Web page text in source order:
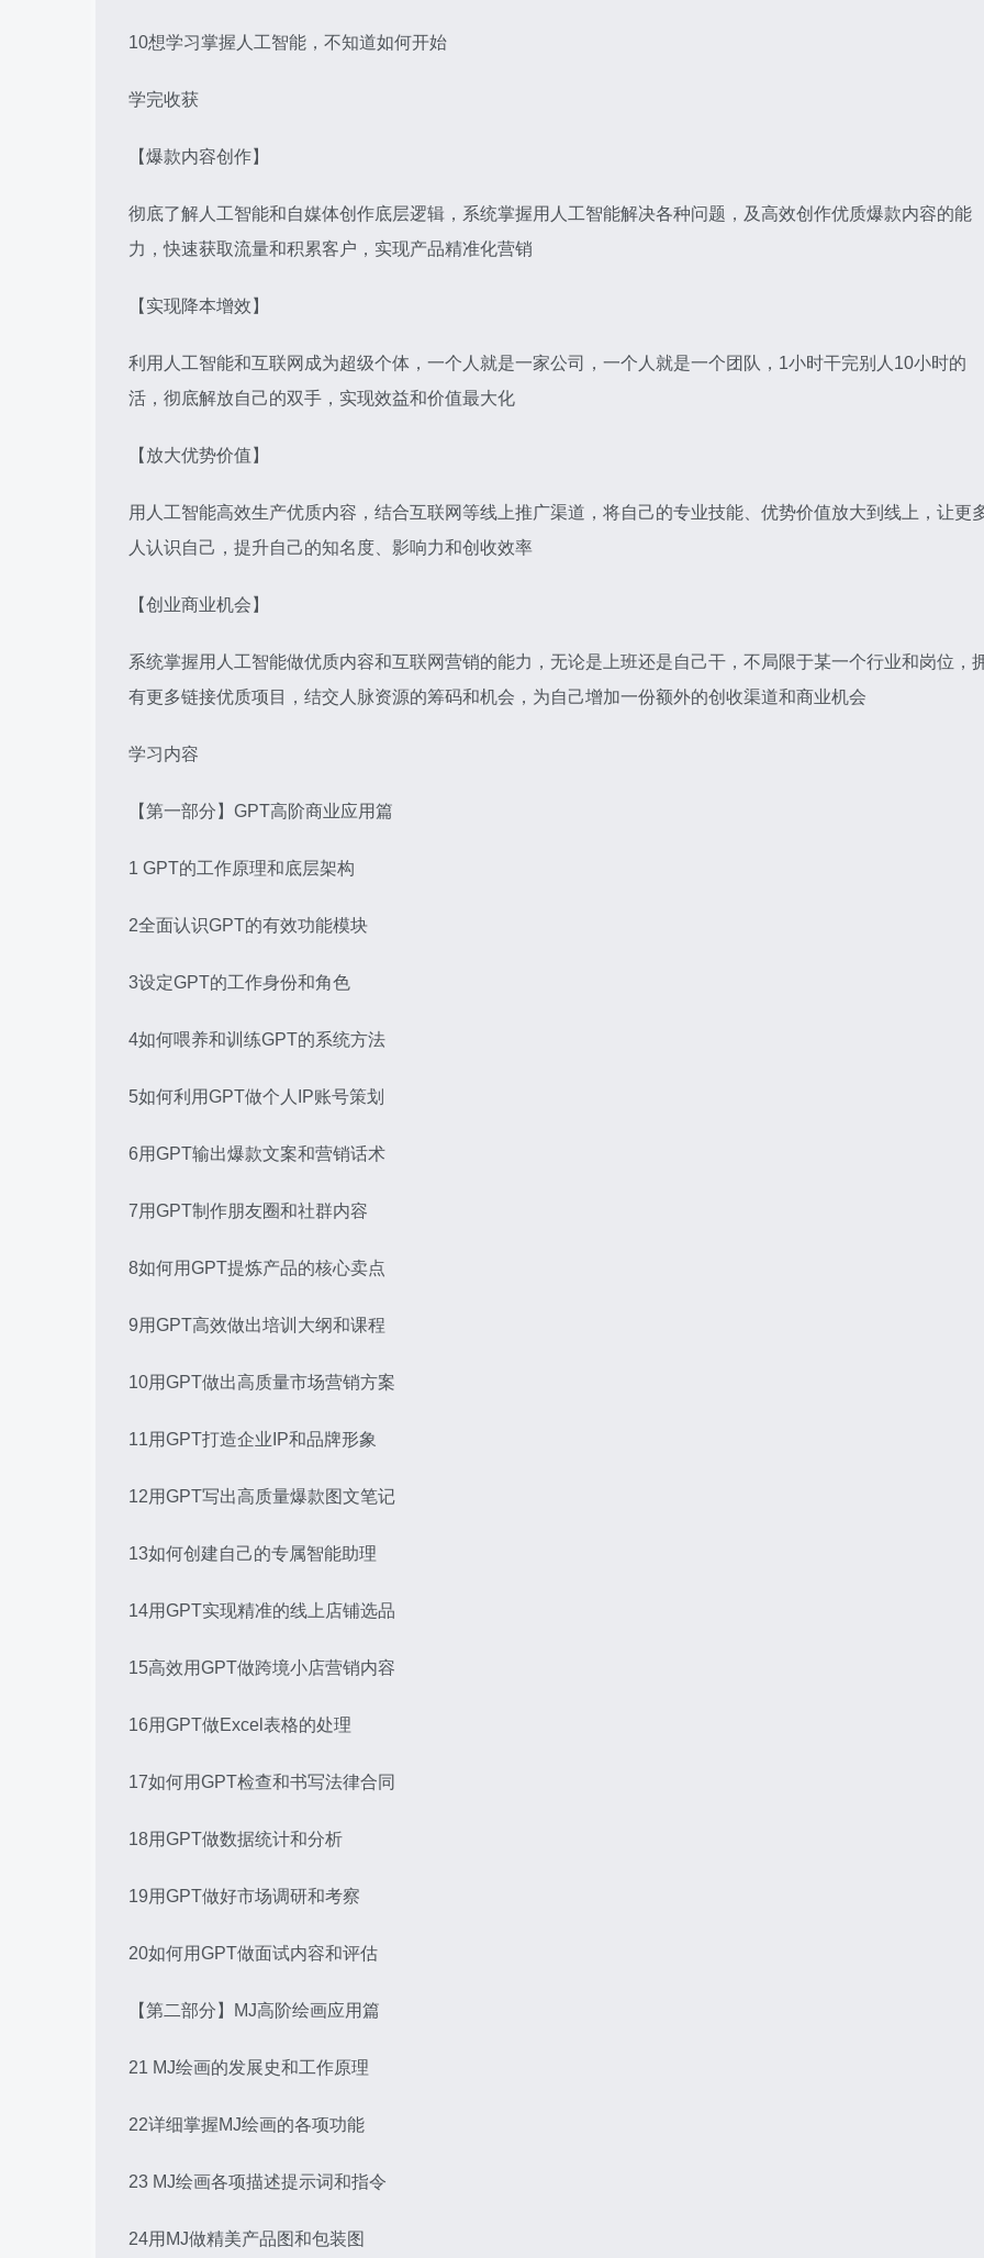
10想学习掌握人工智能，不知道如何开始
学完收获
【爆款内容创作】
彻底了解人工智能和自媒体创作底层逻辑，系统掌握用人工智能解决各种问题，及高效创作优质爆款内容的能
力，快速获取流量和积累客户，实现产品精准化营销
【实现降本增效】
利用人工智能和互联网成为超级个体，一个人就是一家公司，一个人就是一个团队，1小时干完别人10小时的
活，彻底解放自己的双手，实现效益和价值最大化
【放大优势价值】
用人工智能高效生产优质内容，结合互联网等线上推广渠道，将自己的专业技能、优势价值放大到线上，让更
人认识自己，提升自己的知名度、影响力和创收效率
【创业商业机会】
系统掌握用人工智能做优质内容和互联网营销的能力，无论是上班还是自己干，不局限于某一个行业和岗位，
有更多链接优质项目，结交人脉资源的筹码和机会，为自己增加一份额外的创收渠道和商业机会
学习内容
【第一部分】GPT高阶商业应用篇
1 GPT的工作原理和底层架构
2全面认识GPT的有效功能模块
3设定GPT的工作身份和角色
4如何喂养和训练GPT的系统方法
5如何利用GPT做个人IP账号策划
6用GPT输出爆款文案和营销话术
7用GPT制作朋友圈和社群内容
8如何用GPT提炼产品的核心卖点
9用GPT高效做出培训大纲和课程
10用GPT做出高质量市场营销方案
11用GPT打造企业IP和品牌形象
12用GPT写出高质量爆款图文笔记
13如何创建自己的专属智能助理
14用GPT实现精准的线上店铺选品
15高效用GPT做跨境小店营销内容
16用GPT做Excel表格的处理
17如何用GPT检查和书写法律合同
18用GPT做数据统计和分析
19用GPT做好市场调研和考察
20如何用GPT做面试内容和评估
【第二部分】MJ高阶绘画应用篇
21 MJ绘画的发展史和工作原理
22详细掌握MJ绘画的各项功能
23 MJ绘画各项描述提示词和指令
24用MJ做精美产品图和包装图